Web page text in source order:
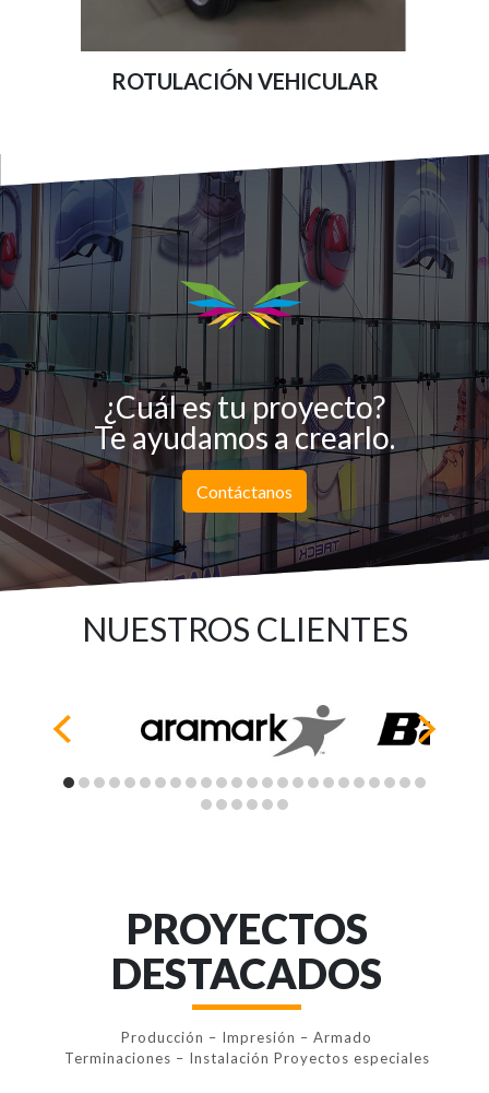
ROTULACIÓN VEHICULAR
¿Cuál es tu proyecto?
Te ayudamos a crearlo.
Contáctanos
NUESTROS CLIENTES
PROYECTOS
DESTACADOS
Producción – Impresión – Armado
Terminaciones – Instalación Proyectos especiales